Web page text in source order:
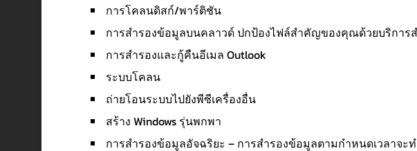
การโคลนดิสก์/พาร์ติชัน
การสำรองข้อมูลบนคลาวด์ ปกป้องไฟล์สำคัญของคุณด้วยบริการ
การสำรองและกู้คืนอีเมล Outlook
ระบบโคลน
ถ่ายโอนระบบไปยังพีซีเครื่องอื่น
สร้าง Windows รุ่นพกพา
การสำรองข้อมูลอัจฉริยะ – การสำรองข้อมูลตามกำหนดเวลาจ